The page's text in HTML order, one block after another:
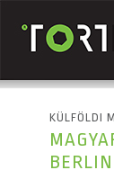
Ugrás a
KÜLFÖLDI